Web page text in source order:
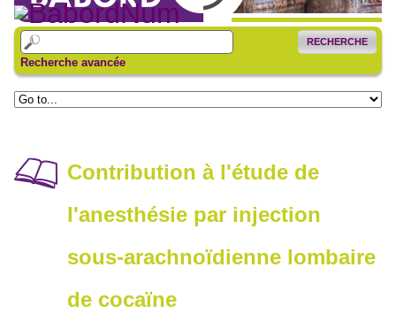
RECHERCHE
Recherche avancée
Contribution à l'étude de
l'anesthésie par injection
sous-arachnoïdienne lombaire
de cocaïne